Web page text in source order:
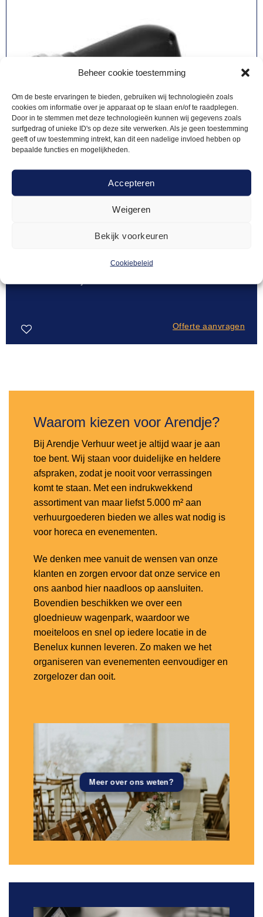
Beheer cookie toestemming
Om de beste ervaringen te bieden, gebruiken wij technologieën zoals
cookies om informatie over je apparaat op te slaan en/of te raadplegen.
Door in te stemmen met deze technologieën kunnen wij gegevens zoals
surfgedrag of unieke ID's op deze site verwerken. Als je geen toestemming
geeft of uw toestemming intrekt, kan dit een nadelige invloed hebben op
bepaalde functies en mogelijkheden.
Accepteren
Weigeren
Bekijk voorkeuren
Cookiebeleid
Offerte aanvragen
Waarom kiezen voor Arendje?
Bij Arendje Verhuur weet je altijd waar je aan
toe bent. Wij staan voor duidelijke en heldere
afspraken, zodat je nooit voor verrassingen
komt te staan. Met een indrukwekkend
assortiment van maar liefst 5.000 m² aan
verhuurgoederen bieden we alles wat nodig is
voor horeca en evenementen.
We denken mee vanuit de wensen van onze
klanten en zorgen ervoor dat onze service en
ons aanbod hier naadloos op aansluiten.
Bovendien beschikken we over een
gloednieuw wagenpark, waardoor we
moeiteloos en snel op iedere locatie in de
Benelux kunnen leveren. Zo maken we het
organiseren van evenementen eenvoudiger en
zorgelozer dan ooit.
Meer over ons weten?